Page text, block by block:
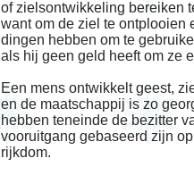
of zielsontwikkeling bereiken
want om de ziel te ontplooien
dingen hebben om te
als hij geen geld heeft om ze
Een mens ontwikkelt geest,
en de maatschappij is zo
hebben teneinde de bezitter
vooruitgang gebaseerd zijn
rijkdom.